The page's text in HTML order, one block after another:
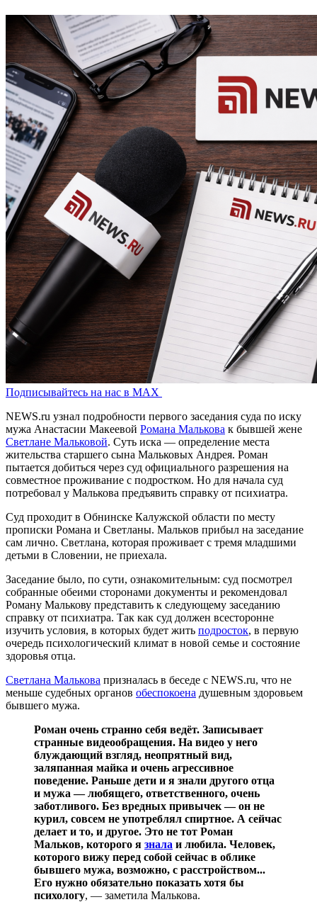
Подписывайтесь на нас в MAX
NEWS.ru узнал подробности первого заседания суда по иску
мужа Анастасии Макеевой Романа Малькова к бывшей жене
Светлане Мальковой. Суть иска — определение места
жительства старшего сына Мальковых Андрея. Роман
пытается добиться через суд официального разрешения на
совместное проживание с подростком. Но для начала суд
потребовал у Малькова предъявить справку от психиатра.
Суд проходит в Обнинске Калужской области по месту
прописки Романа и Светланы. Мальков прибыл на заседание
сам лично. Светлана, которая проживает с тремя младшими
детьми в Словении, не приехала.
Заседание было, по сути, ознакомительным: суд посмотрел
собранные обеими сторонами документы и рекомендовал
Роману Малькову представить к следующему заседанию
справку от психиатра. Так как суд должен всесторонне
изучить условия, в которых будет жить подросток, в первую
очередь психологический климат в новой семье и состояние
здоровья отца.
Светлана Малькова призналась в беседе с NEWS.ru, что не
меньше судебных органов обеспокоена душевным здоровьем
бывшего мужа.
Роман очень странно себя ведёт. Записывает
странные видеообращения. На видео у него
блуждающий взгляд, неопрятный вид,
заляпанная майка и очень агрессивное
поведение. Раньше дети и я знали другого отца
и мужа — любящего, ответственного, очень
заботливого. Без вредных привычек — он не
курил, совсем не употреблял спиртное. А сейчас
делает и то, и другое. Это не тот Роман
Мальков, которого я знала и любила. Человек,
которого вижу перед собой сейчас в облике
бывшего мужа, возможно, с расстройством...
Его нужно обязательно показать хотя бы
психологу, — заметила Малькова.